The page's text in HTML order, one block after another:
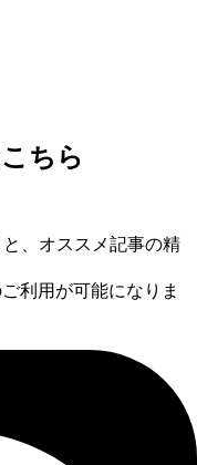
ちら
、オススメ記事の精
利用が可能になりま